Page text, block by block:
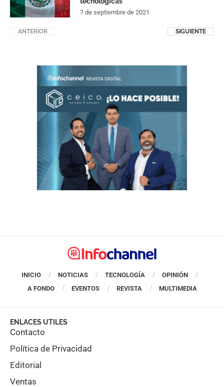
7 de septiembre de 2021
ANTERIOR SIGUIENTE
INICIO NOTICIAS TECNOLOGÍA
OPINIÓN
A FONDO
EVENTOS REVISTA MULTIMEDIA
ENLACES UTILES
Contacto
Política de Privacidad
Editorial
Ventas